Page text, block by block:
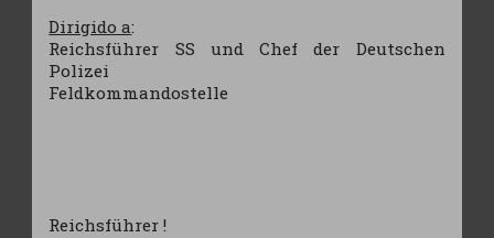
Dirigido a:
Reichsführer SS und Chef der Deutschen
Polizei
Feldkommandostelle
Reichsführer !